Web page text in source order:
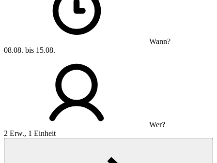
Wann?
08.08. bis 15.08.
Wer?
2 Erw., 1 Einheit